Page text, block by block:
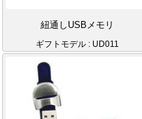
紐通しUSBメモリ
ギフトモデル : UD011